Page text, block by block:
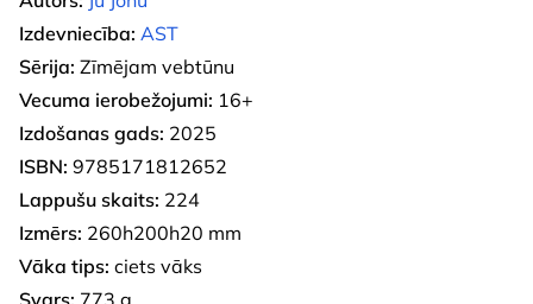
Izdevniecība: AST
Sērija: Zīmējam vebtūnu
Vecuma ierobežojumi: 16+
Izdošanas gads: 2025
ISBN: 9785171812652
Lappušu skaits: 224
Izmērs: 260h200h20 mm
Vāka tips: ciets vāks
Svars: 773 g